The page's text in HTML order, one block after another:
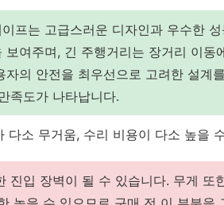
프는 고급스러운 디자인과 우수한
보여주며, 긴 주행거리는 장거리 이
자의 안전을 최우선으로 고려한 설계
족도가 나타납니다.
다소 무거움, 수리 비용이 다소 높을
진입 장벽이 될 수 있습니다. 무게 또